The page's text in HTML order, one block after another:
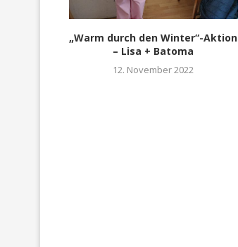
„Warm durch den Winter“-Aktion
– Lisa + Batoma
12. November 2022